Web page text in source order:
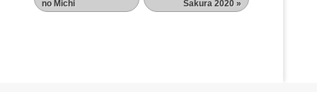
no Michi
Sakura 2020 »